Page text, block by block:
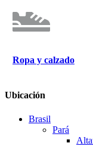
Ropa y calzado
Ubicación
Brasil
Pará